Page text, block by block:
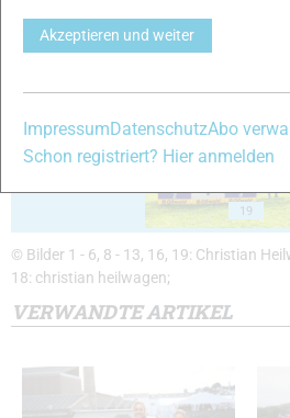
17
19
© Bilder 1 - 6, 8 - 13, 16, 19: Christian
18: christian heilwagen;
VERWANDTE ARTIKEL
Akzeptieren und weiter
ImpressumDatenschutzAbo
Schon registriert? Hier anmelden